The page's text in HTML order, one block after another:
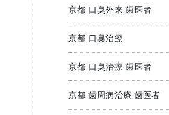
京都 口臭外来 歯医者
京都 口臭治療
京都 口臭治療 歯医者
京都 歯周病治療 歯医者